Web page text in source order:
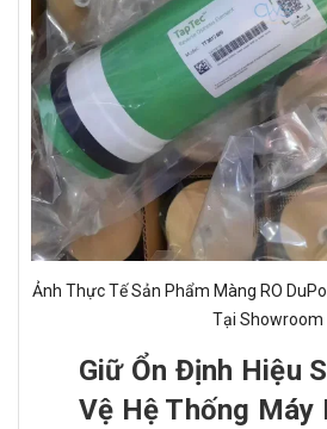
Ảnh Thực Tế Sản Phẩm Màng RO
Tại Showroom
Giữ Ổn Định Hiệu
Vệ Hệ Thống Máy